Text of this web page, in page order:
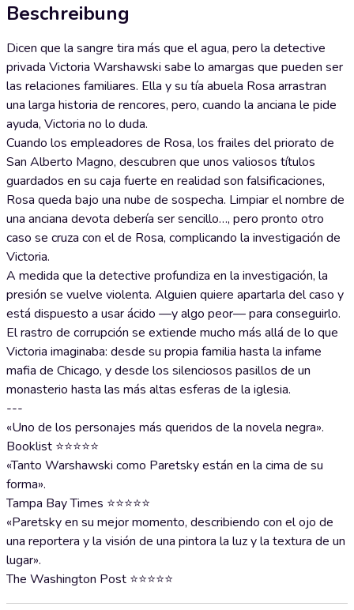
Beschreibung
Dicen que la sangre tira más que el agua, pero la detective
privada Victoria Warshawski sabe lo amargas que pueden ser
las relaciones familiares. Ella y su tía abuela Rosa arrastran
una larga historia de rencores, pero, cuando la anciana le pide
ayuda, Victoria no lo duda.
Cuando los empleadores de Rosa, los frailes del priorato de
San Alberto Magno, descubren que unos valiosos títulos
guardados en su caja fuerte en realidad son falsificaciones,
Rosa queda bajo una nube de sospecha. Limpiar el nombre de
una anciana devota debería ser sencillo…, pero pronto otro
caso se cruza con el de Rosa, complicando la investigación de
Victoria.
A medida que la detective profundiza en la investigación, la
presión se vuelve violenta. Alguien quiere apartarla del caso y
está dispuesto a usar ácido —y algo peor— para conseguirlo.
El rastro de corrupción se extiende mucho más allá de lo que
Victoria imaginaba: desde su propia familia hasta la infame
mafia de Chicago, y desde los silenciosos pasillos de un
monasterio hasta las más altas esferas de la iglesia.
---
«Uno de los personajes más queridos de la novela negra».
Booklist ⭐⭐⭐⭐⭐
«Tanto Warshawski como Paretsky están en la cima de su
forma».
Tampa Bay Times ⭐⭐⭐⭐⭐
«Paretsky en su mejor momento, describiendo con el ojo de
una reportera y la visión de una pintora la luz y la textura de un
lugar».
The Washington Post ⭐⭐⭐⭐⭐